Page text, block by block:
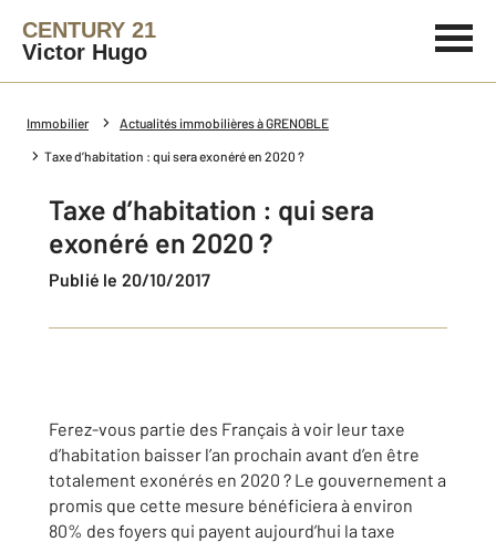
CENTURY 21
Victor Hugo
Immobilier Actualités immobilières à GRENOBLE
Taxe d’habitation : qui sera exonéré en 2020 ?
Taxe d’habitation : qui sera
exonéré en 2020 ?
Publié le 20/10/2017
Ferez-vous partie des Français à voir leur taxe
d’habitation baisser l’an prochain avant d’en être
totalement exonérés en 2020 ? Le gouvernement a
promis que cette mesure bénéficiera à environ
80% des foyers qui payent aujourd’hui la taxe